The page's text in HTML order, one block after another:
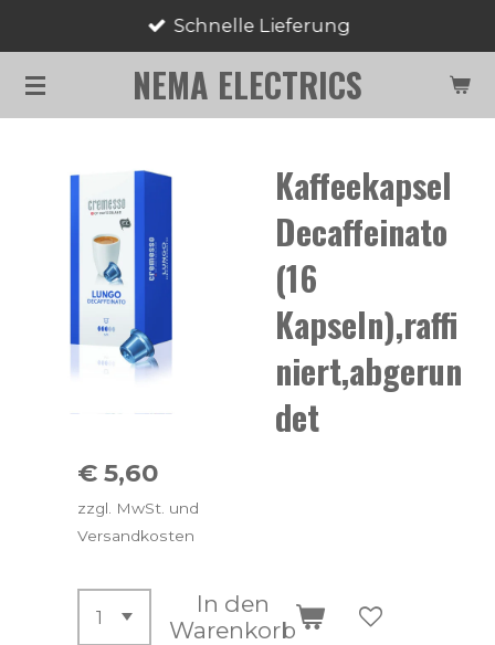
Hauptinhalt
springen
NEMA ELECTRICS
Schnelle Lieferung
Kaffeekapsel
Decaffeinato
(16
Kapseln),raffi
niert,abgerun
det
€ 5,60
zzgl. MwSt. und
Versandkosten
In den
Warenkorb